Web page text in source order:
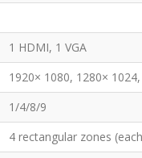
1 HDMI, 1 VGA
1920× 1080, 1280×
1/4/8/9
4 rectangular zones